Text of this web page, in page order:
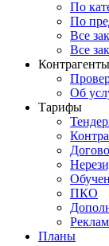
По
По
Все
Все
Контрагенты
Об
Тарифы
ПКО
Планы